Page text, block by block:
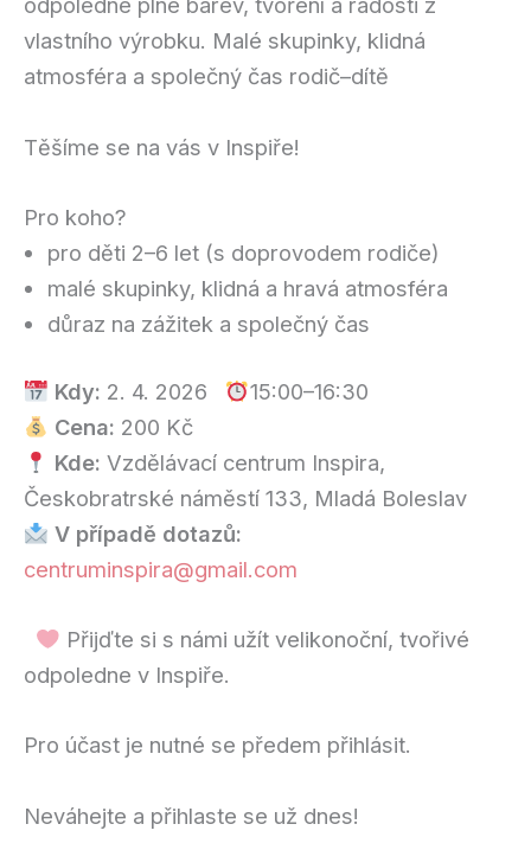
odpoledne plné barev, tvoření a radosti z
vlastního výrobku. Malé skupinky, klidná
atmosféra a společný čas rodič–dítě
Těšíme se na vás v Inspiře!
Pro koho?
pro děti 2–6 let (s doprovodem rodiče)
malé skupinky, klidná a hravá atmosféra
důraz na zážitek a společný čas
Kdy: 2. 4. 2026
15:00–16:30
Cena: 200 Kč
Kde: Vzdělávací centrum Inspira,
Českobratrské náměstí 133, Mladá Boleslav
V případě dotazů:
centruminspira@gmail.com
Přijďte si s námi užít velikonoční, tvořivé
odpoledne v Inspiře.
Pro účast je nutné se předem přihlásit.
Neváhejte a přihlaste se už dnes!